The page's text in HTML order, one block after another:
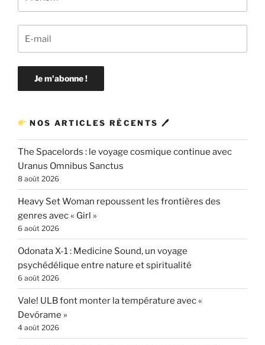
NOS ARTICLES RÉCENTS 🖊
The Spacelords : le voyage cosmique continue avec
Uranus Omnibus Sanctus
8 août 2026
Heavy Set Woman repoussent les frontières des
genres avec « Girl »
6 août 2026
Odonata X-1 : Medicine Sound, un voyage
psychédélique entre nature et spiritualité
6 août 2026
Vale! ULB font monter la température avec «
Devórame »
4 août 2026